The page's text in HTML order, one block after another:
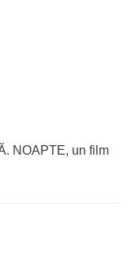
NOAPTE, un film